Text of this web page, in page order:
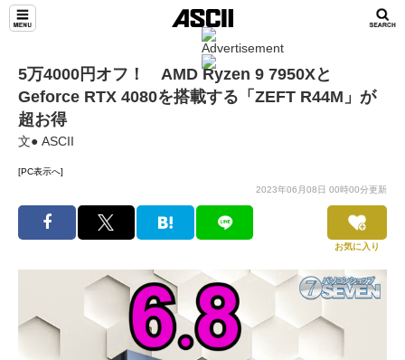
5万4000円オフ！ AMD Ryzen 9 7950Xと
Geforce RTX 4080を搭載する「ZEFT R44M」が
超お得
文● ASCII
[PC表示へ]
2023年06月08日 00時00分更新
お気に入り